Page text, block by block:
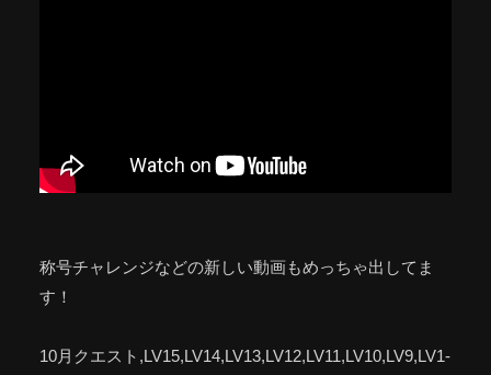
称号チャレンジなどの新しい動画もめっちゃ出してま
す！
10月クエスト,LV15,LV14,LV13,LV12,LV11,LV10,LV9,LV1-